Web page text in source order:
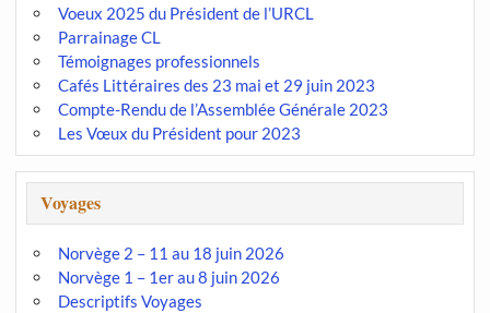
Voeux 2025 du Président de l’URCL
Parrainage CL
Témoignages professionnels
Cafés Littéraires des 23 mai et 29 juin 2023
Compte-Rendu de l’Assemblée Générale 2023
Les Vœux du Président pour 2023
Voyages
Norvège 2 – 11 au 18 juin 2026
Norvège 1 – 1er au 8 juin 2026
Descriptifs Voyages